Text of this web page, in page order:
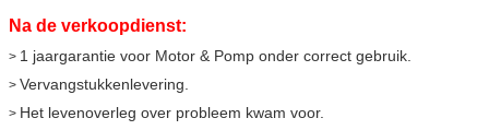
Na de verkoopdienst:
> 1 jaargarantie voor Motor & Pomp onder correct gebruik.
> Vervangstukkenlevering.
> Het levenoverleg over probleem kwam voor.